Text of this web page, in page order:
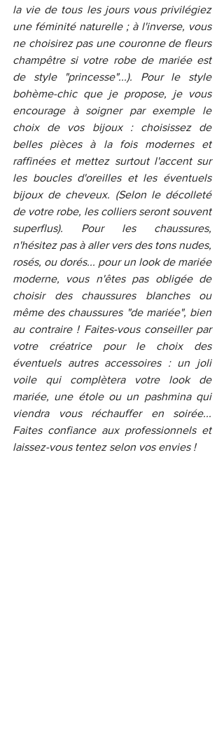
la vie de tous les jours vous privilégiez
une féminité naturelle ; à l'inverse, vous
ne choisirez pas une couronne de fleurs
champêtre si votre robe de mariée est
de style "princesse"...). Pour le style
bohème-chic que je propose, je vous
encourage à soigner par exemple le
choix de vos bijoux : choisissez de
belles pièces à la fois modernes et
raffinées et mettez surtout l'accent sur
les boucles d'oreilles et les éventuels
bijoux de cheveux. (Selon le décolleté
de votre robe, les colliers seront souvent
superflus). Pour les chaussures,
n'hésitez pas à aller vers des tons nudes,
rosés, ou dorés... pour un look de mariée
moderne, vous n'êtes pas obligée de
choisir des chaussures blanches ou
même des chaussures "de mariée", bien
au contraire ! Faites-vous conseiller par
votre créatrice pour le choix des
éventuels autres accessoires : un joli
voile qui complètera votre look de
mariée, une étole ou un pashmina qui
viendra vous réchauffer en soirée...
Faites confiance aux professionnels et
laissez-vous tentez selon vos envies !